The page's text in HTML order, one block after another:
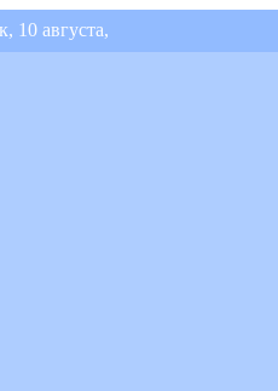
10 августа,